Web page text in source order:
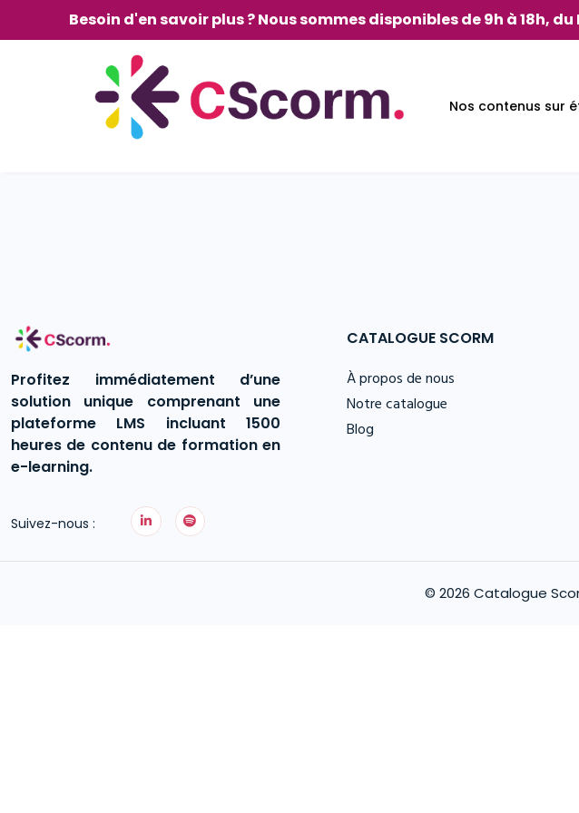
Besoin d'en savoir plus ? Nous sommes disponibles de 9h à 18h,
Nos contenus sur
Archives
Profitez immédiatement d’une
solution unique comprenant une
plateforme LMS incluant 1500
heures de contenu de formation en
e-learning.
Suivez-nous :
CATALOGUE SCORM
À propos de nous
Notre catalogue
Blog
© 2026 Catalogue